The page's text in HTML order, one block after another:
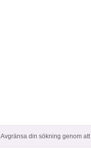
Avgränsa din sökning genom